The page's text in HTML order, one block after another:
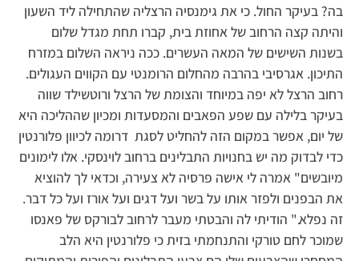
בה? בעיקר החול. כי את גימנסיה הרצליה שהתחילה ליד השעון
והיתה קצה הרחוב של אחוזת בית, קברו תחת מגדל שלום
בשנות השישים של המאה העשרים. ככה ניראה השלום במזרח
התיכון. אגרסיבי בהרבה מהחלום הרומנטי עם הקווים העגולים.
רחוב הרצל לא יפה במיוחד והצומת של הרצל ורוטשילד שווה
בעיקר בלילה עם שפע הפאבים והמסעדות ומכיון שההליכה היא
של יום, אפשר במקום הזה להחליט לסגת דרומה לכיוון פלורנטין
כדי לבדוק מה יש בחנויות התבלינים ברחוב לוינסקי. אלו לימונים
מיובשים" אמרה לי אישה פרסיה לא צעירה, וכדאי לך להוציא
את הבפנים ולפזר אותו על בשר ועל דגים ועל אורז ועל כל דבר.
זה נפלא." הודיתי לה והבטתי מעבר לרחוב לבורקס של פאנסו
שמוכר לחם טורקי והתנחמתי בזית כי פלורנטין היא הלב